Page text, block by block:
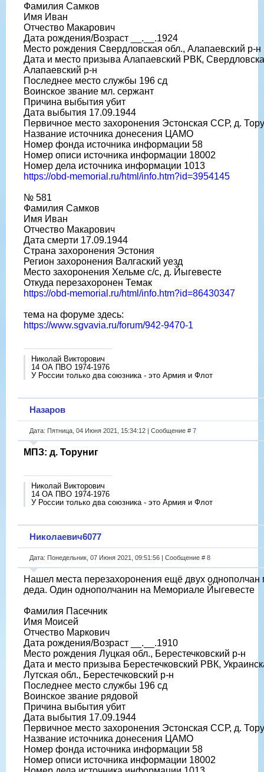
Фамилия Самков
Имя Иван
Отчество Макарович
Дата рождения/Возраст __.__.1924
Место рождения Свердловская обл., Алапаевский р-н
Дата и место призыва Алапаевский РВК,
Алапаевский р-н
Последнее место службы 196 сд
Воинское звание мл. сержант
Причина выбытия убит
Дата выбытия 17.09.1944
Первичное место захоронения Эстонская ССР, д.
Название источника донесения ЦАМО
Номер фонда источника информации 58
Номер описи источника информации 18002
Номер дела источника информации 1013
https://obd-memorial.ru/html/info.htm?id=3954145
№ 581
Фамилия Самков
Имя Иван
Отчество Макарович
Дата смерти 17.09.1944
Страна захоронения Эстония
Регион захоронения Валгаский уезд
Место захоронения Хельме с/с, д. Йыгевесте
Откуда перезахоронен Темак
https://obd-memorial.ru/html/info.htm?id=86430347
тема на форуме здесь:
https://www.sgvavia.ru/forum/942-9470-1
Николай Викторович
14 ОА ПВО 1974-1976
У России только два союзника - это Армия и Флот
Назаров
Дата: Пятница, 04 Июня 2021, 15:34:12 | Сообщение # 7
МПЗ: д. Торуниг
Николай Викторович
14 ОА ПВО 1974-1976
У России только два союзника - это Армия и Флот
Николаевич6077
Дата: Понедельник, 07 Июня 2021, 09:51:56 | Сообщение # 8
Нашел места перезахоронения ещё двух однополчан
деда. Один однополчанин на Мемориале Йыгевесте
Фамилия Пасечник
Имя Моисей
Отчество Маркович
Дата рождения/Возраст __.__.1910
Место рождения Луцкая обл., Берестечковский р-н
Дата и место призыва Берестечковский РВК,
Лутская обл., Берестечковский р-н
Последнее место службы 196 сд
Воинское звание рядовой
Причина выбытия убит
Дата выбытия 17.09.1944
Первичное место захоронения Эстонская ССР, д.
Название источника донесения ЦАМО
Номер фонда источника информации 58
Номер описи источника информации 18002